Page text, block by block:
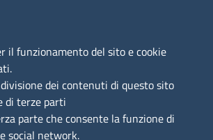
informatici
e cookie
PNRR
il funzionamento del sito e cookie
dei contenuti di questo sito
di terze parti
parte che consente la funzione di
social network.